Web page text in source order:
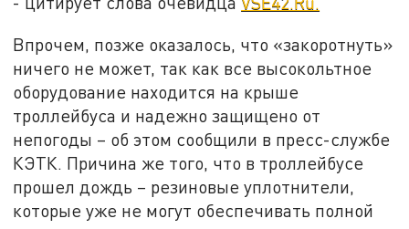
Впрочем, позже оказалось, что «закоротнуть»
ничего не может, так как все высокольтное
оборудование находится на крыше
троллейбуса и надежно защищено от
непогоды – об этом сообщили в пресс-службе
КЭТК. Причина же того, что в троллейбусе
прошел дождь – резиновые уплотнители,
которые уже не могут обеспечивать полной